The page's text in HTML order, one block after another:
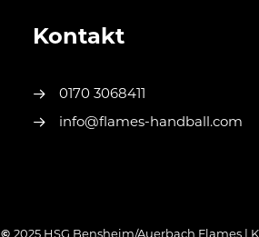
Kontakt
0170 3068411
info@flames-handball.com